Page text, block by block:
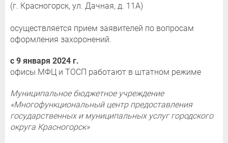
(г. Красногорск, ул. Дачная, д. 11А)
осуществляется прием заявителей по вопросам
оформления захоронений.
с 9 января 2024 г.
офисы МФЦ и ТОСП работают в штатном режиме
Муниципальное бюджетное учреждение
«Многофункциональный центр предоставления
государственных и муниципальных услуг городского
округа Красногорск»